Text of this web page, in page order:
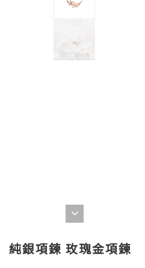
純銀項鍊 玫瑰金項鍊